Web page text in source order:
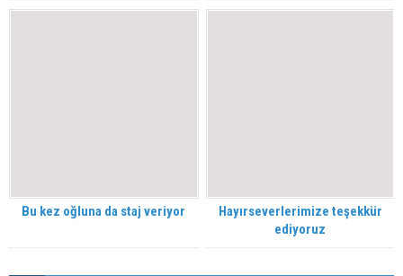
Bu kez oğluna da staj veriyor
Hayırseverlerimize teşekkür
ediyoruz